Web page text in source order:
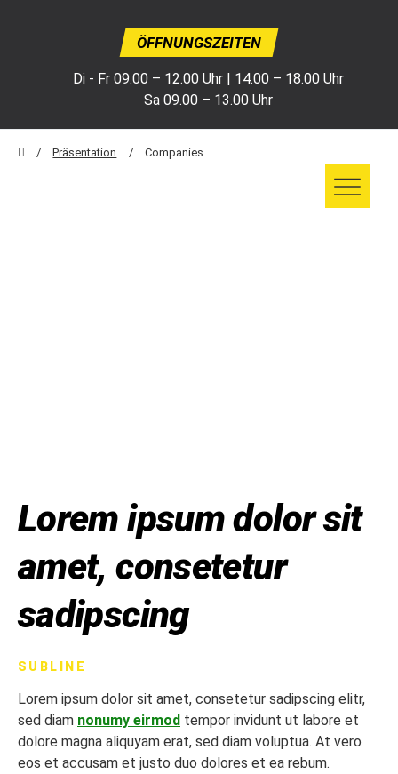
ÖFFNUNGSZEITEN
Di - Fr 09.00 – 12.00 Uhr | 14.00 – 18.00 Uhr
Sa 09.00 – 13.00 Uhr
Präsentation Companies
Lorem ipsum dolor sit
amet, consetetur
sadipscing
SUBLINE
Lorem ipsum dolor sit amet, consetetur sadipscing elitr,
sed diam nonumy eirmod tempor invidunt ut labore et
dolore magna aliquyam erat, sed diam voluptua. At vero
eos et accusam et justo duo dolores et ea rebum.